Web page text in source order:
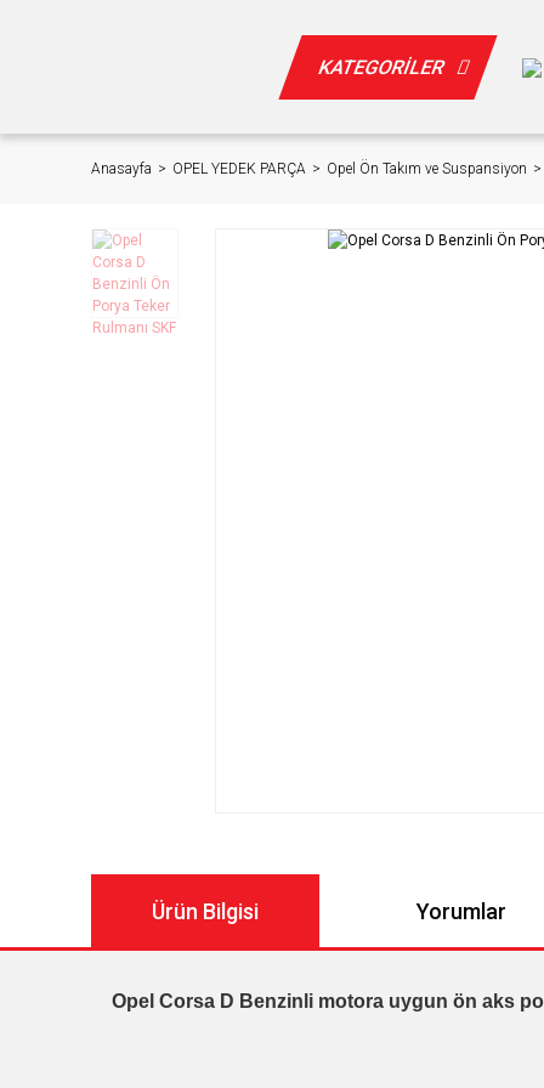
KATEGORİLER
Anasayfa OPEL YEDEK PARÇA Opel Ön Takım ve Suspansiyon
Ürün Bilgisi Yorumlar
Opel Corsa D Benzinli motora uygun ön aks